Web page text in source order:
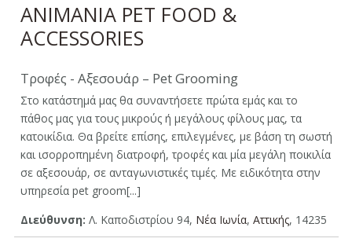
ANIMANIA PET FOOD &
ACCESSORIES
Τροφές - Αξεσουάρ – Pet Grooming
Στο κατάστημά μας θα συναντήσετε πρώτα εμάς και το
πάθος μας για τους μικρούς ή μεγάλους φίλους μας, τα
κατοικίδια. Θα βρείτε επίσης, επιλεγμένες, με βάση τη σωστή
και ισορροπημένη διατροφή, τροφές και μία μεγάλη ποικιλία
σε αξεσουάρ, σε ανταγωνιστικές τιμές. Με ειδικότητα στην
υπηρεσία pet groom[...]
Διεύθυνση: Λ. Καποδιστρίου 94, Νέα Ιωνία, Αττικής, 14235